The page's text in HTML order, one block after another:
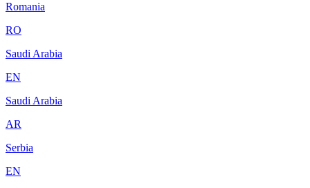
Romania
RO
Saudi Arabia
EN
Saudi Arabia
AR
Serbia
EN